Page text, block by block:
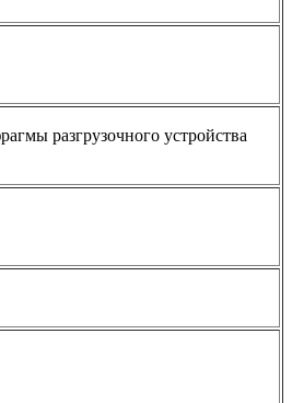
разгрузочного устройства